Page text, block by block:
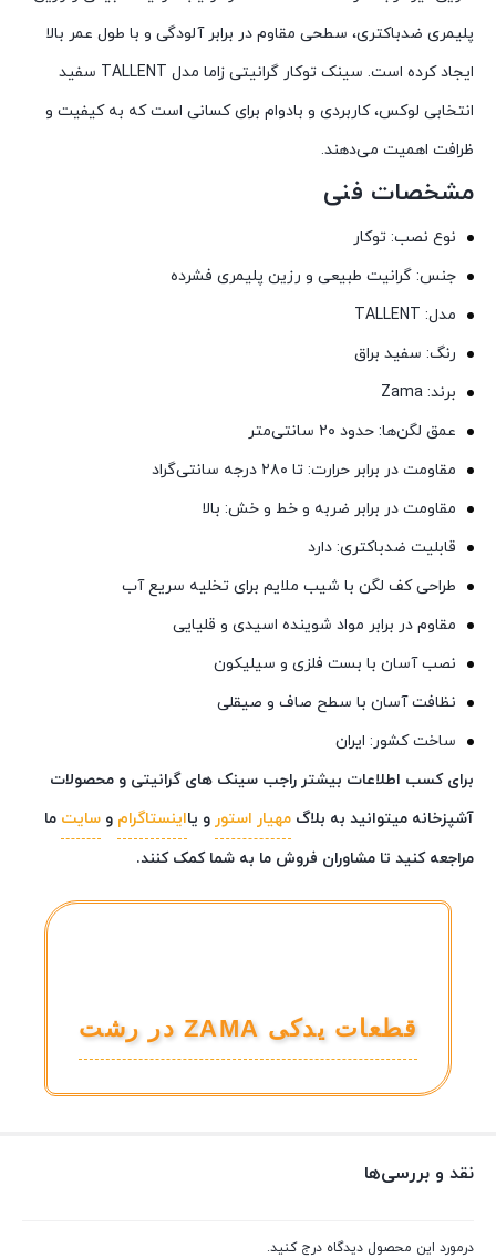
پلیمری ضدباکتری، سطحی مقاوم در برابر آلودگی و با طول عمر بالا
ایجاد کرده است. سینک توکار گرانیتی زاما مدل TALLENT سفید
انتخابی لوکس، کاربردی و بادوام برای کسانی است که به کیفیت و
ظرافت اهمیت می‌دهند.
مشخصات فنی
نوع نصب: توکار
جنس: گرانیت طبیعی و رزین پلیمری فشرده
مدل: TALLENT
رنگ: سفید براق
برند: Zama
عمق لگن‌ها: حدود ۲۰ سانتی‌متر
مقاومت در برابر حرارت: تا ۲۸۰ درجه سانتی‌گراد
مقاومت در برابر ضربه و خط و خش: بالا
قابلیت ضدباکتری: دارد
طراحی کف لگن با شیب ملایم برای تخلیه سریع آب
مقاوم در برابر مواد شوینده اسیدی و قلیایی
نصب آسان با بست فلزی و سیلیکون
نظافت آسان با سطح صاف و صیقلی
ساخت کشور: ایران
برای کسب اطلاعات بیشتر راجب سینک های گرانیتی و محصولات
آشپزخانه میتوانید به بلاگ مهیار استور و یااینستاگرام و سایت ما
مراجعه کنید تا مشاوران فروش ما به شما کمک کنند.
قطعات یدکی ZAMA در رشت
نقد و بررسی‌ها
درمورد این محصول دیدگاه درج کنید.